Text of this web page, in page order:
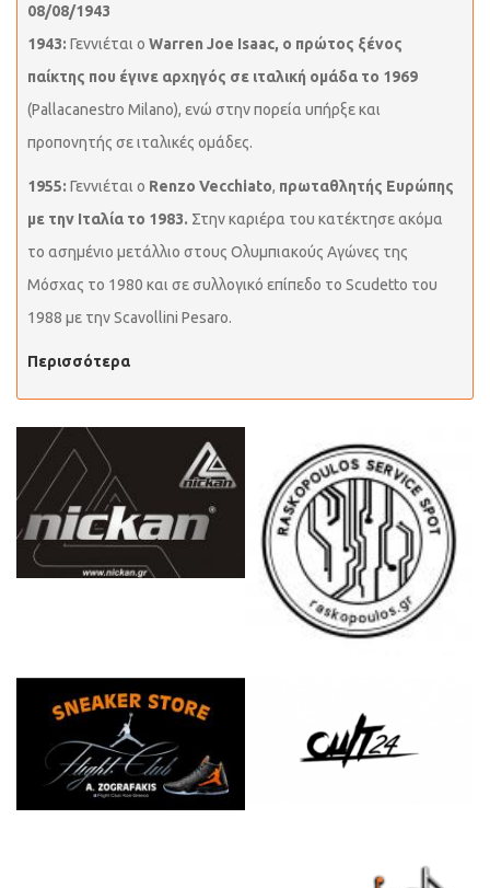
08/08/1943
1943: Γεννιέται ο Warren Joe Isaac, ο πρώτος ξένος
παίκτης που έγινε αρχηγός σε ιταλική ομάδα το 1969
(Pallacanestro Milano), ενώ στην πορεία υπήρξε και
προπονητής σε ιταλικές ομάδες.
1955: Γεννιέται ο Renzo Vecchiato, πρωταθλητής Ευρώπης
με την Ιταλία το 1983. Στην καριέρα του κατέκτησε ακόμα
το ασημένιο μετάλλιο στους Ολυμπιακούς Αγώνες της
Μόσχας το 1980 και σε συλλογικό επίπεδο το Scudetto του
1988 με την Scavollini Pesaro.
Περισσότερα